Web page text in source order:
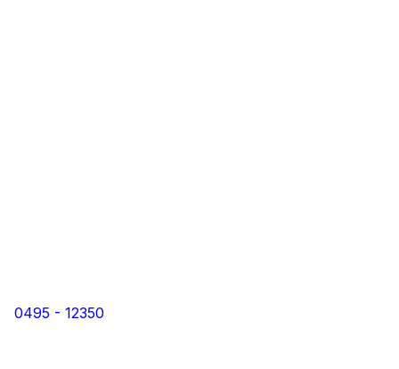
0495 - 12350